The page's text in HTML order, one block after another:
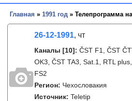
Главная » 1991 год » Телепрограмма
26-12-1991, чт
Каналы [10]: ČST F1, ČST
OK3, ČST TA3, Sat.1, RTL
FS2
Регион: Чехословакия
Источник: Teletip